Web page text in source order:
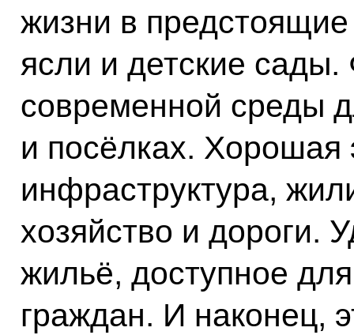
жизни в
ясли и детские
современной среды
и посёлках. Хорошая
инфраструктура,
хозяйство и дороги.
жильё, доступное
граждан. И наконец,